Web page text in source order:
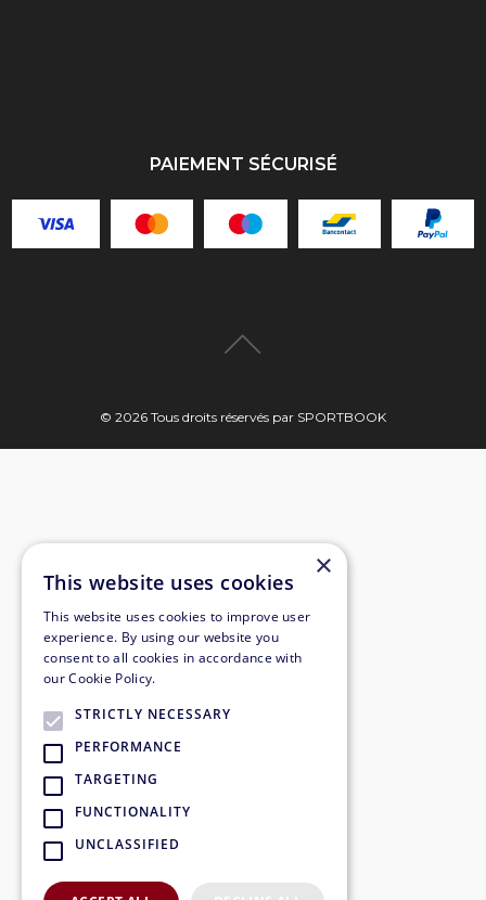
PAIEMENT SÉCURISÉ
© 2026 Tous droits réservés par SPORTBOOK
×
This website uses cookies
This website uses cookies to improve user
experience. By using our website you
consent to all cookies in accordance with
our Cookie Policy.
STRICTLY NECESSARY
PERFORMANCE
TARGETING
FUNCTIONALITY
UNCLASSIFIED